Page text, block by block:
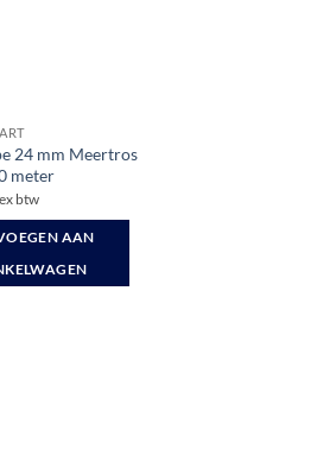
24 mm Meertros
meter
ex btw
AAN